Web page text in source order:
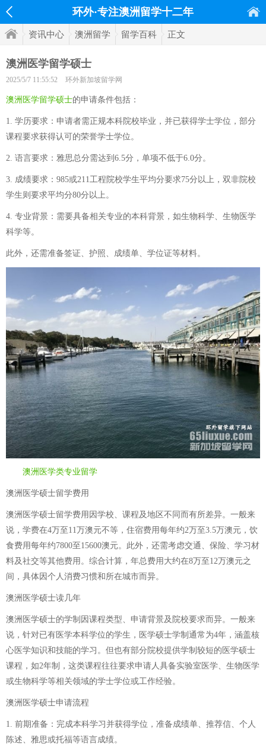
环外·专注澳洲留学十二年
资讯中心 澳洲留学 留学百科 正文
澳洲医学留学硕士
2025/5/7 11:55:52 环外新加坡留学网
澳洲医学留学硕士的申请条件包括：
1. 学历要求：申请者需正规本科院校毕业，并已获得学士学位，部分
课程要求获得认可的荣誉学士学位。
2. 语言要求：雅思总分需达到6.5分，单项不低于6.0分。
3. 成绩要求：985或211工程院校学生平均分要求75分以上，双非院校
学生则要求平均分80分以上。
4. 专业背景：需要具备相关专业的本科背景，如生物科学、生物医学
科学等。
此外，还需准备签证、护照、成绩单、学位证等材料。
澳洲医学类专业留学
澳洲医学硕士留学费用
澳洲医学硕士留学费用因学校、课程及地区不同而有所差异。一般来
说，学费在4万至11万澳元不等，住宿费用每年约2万至3.5万澳元，饮
食费用每年约7800至15600澳元。此外，还需考虑交通、保险、学习材
料及社交等其他费用。综合计算，年总费用大约在8万至12万澳元之
间，具体因个人消费习惯和所在城市而异。
澳洲医学硕士读几年
澳洲医学硕士的学制因课程类型、申请背景及院校要求而异。一般来
说，针对已有医学本科学位的学生，医学硕士学制通常为4年，涵盖核
心医学知识和技能的学习。但也有部分院校提供学制较短的医学硕士
课程，如2年制，这类课程往往要求申请人具备实验室医学、生物医学
或生物科学等相关领域的学士学位或工作经验。
澳洲医学硕士申请流程
1. 前期准备：完成本科学习并获得学位，准备成绩单、推荐信、个人
陈述、雅思或托福等语言成绩。